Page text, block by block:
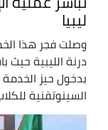
ليبيا
وصلت فجر هذا
درنة الليبية حيث
بدخول حيز
السينوتقنية